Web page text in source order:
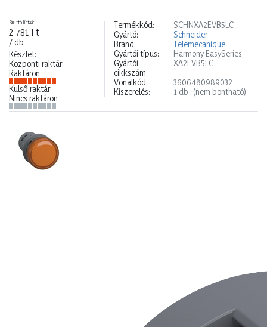
Bruttó listaár
2 781 Ft
/ db
Készlet:
Központi raktár:
Raktáron
Külső raktár:
Nincs raktáron
Termékkód:
SCHNXA2EVB5LC
Gyártó:
Schneider
Brand:
Telemecanique
Gyártói típus:
Harmony EasySeries
Gyártói
cikkszám:
XA2EVB5LC
Vonalkód:
3606480989032
Kiszerelés:
1 db (nem bontható)